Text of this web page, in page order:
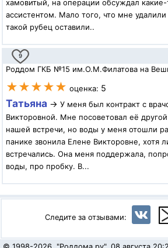
хамовитый, на операции обсуждал какие-
ассистентом. Мало того, что мне
такой рубец оставили..
9
Роддом ГКБ №15 им.О.М.Филатова на
★★★★★ оценка: 5
Татьяна → У меня был контракт с
Викторовной. Мне посоветовал её
нашей встречи, но воды у меня отошли
панике звонила Елене Викторовне, хотя
встречались. Она меня поддержала,
воды, про пробку. В...
Следите за отзывами: